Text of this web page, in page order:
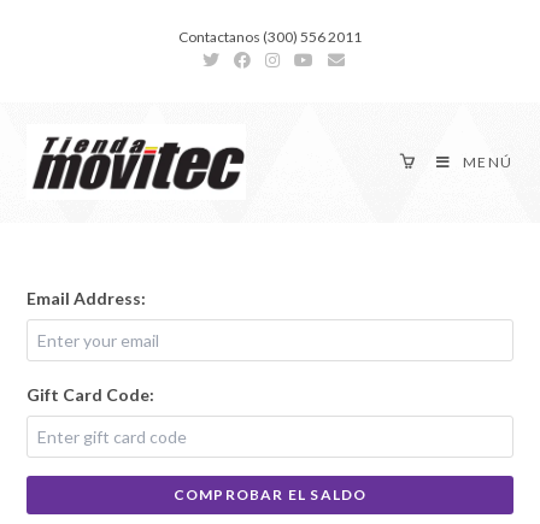
Contactanos (300) 556 2011
MENÚ
Email Address:
Gift Card Code:
COMPROBAR EL SALDO